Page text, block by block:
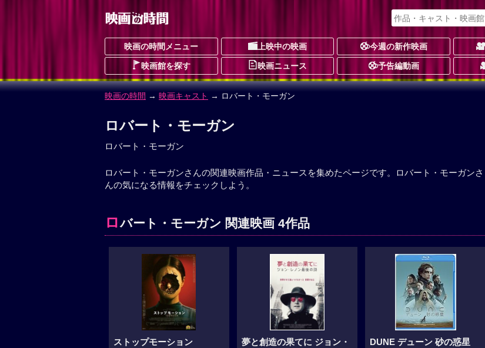
映画の時間メニュー 上映中の映画 今週の新作映画
映画館を探す 映画ニュース 予告編動画
映画の時間 → 映画キャスト → ロバート・モーガン
ロバート・モーガン
ロバート・モーガン
ロバート・モーガンさんの関連映画作品・ニュースを集めたページです。ロバート・モーガンさ
んの気になる情報をチェックしよう。
ロバート・モーガン 関連映画 4作品
ストップモーション
夢と創造の果てに ジョン・
DUNE デューン 砂の惑星